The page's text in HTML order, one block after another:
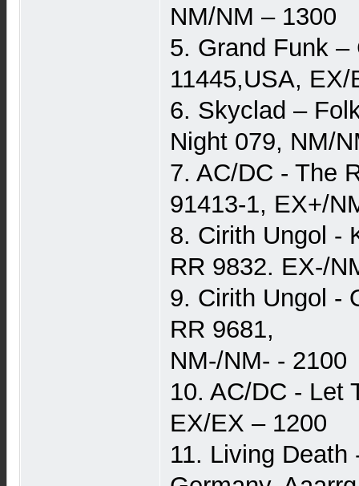
NM/NM – 1300
5. Grand Funk –
11445,USA, EX/
6. Skyclad –
Night 079, NM/
7. AC/DC - The
91413-1, EX+/
8. Cirith Ungol -
RR 9832. EX-/
9. Cirith Ungol -
RR 9681,
NM-/NM- - 2100
10. AC/DC - Let
EX/EX – 1200
11. Living